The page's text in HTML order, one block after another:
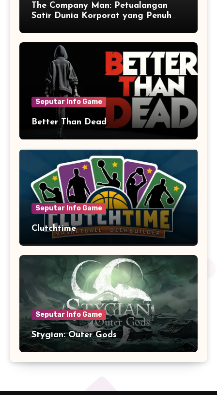
The Company Man: Petualangan
Satir Dunia Korporat yang Penuh
Seputar Info Game
Better Than Dead
Seputar Info Game
Clutchtime
Seputar Info Game
Stygian: Outer Gods